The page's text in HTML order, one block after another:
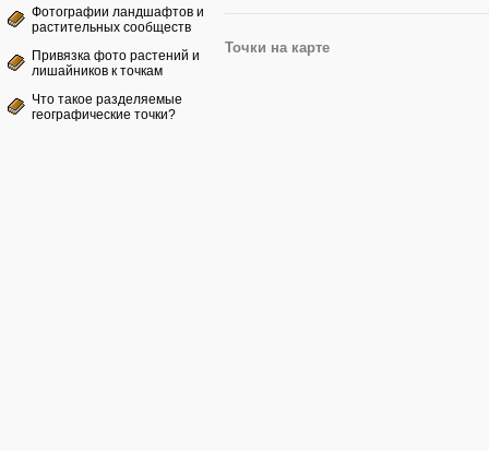
Фотографии ландшафтов и
растительных сообществ
Привязка фото растений и
лишайников к точкам
Что такое разделяемые
географические точки?
Точки на карте